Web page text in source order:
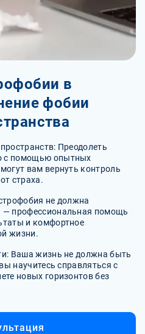
в
фобии
Преодолеть
с помощью опытных
вам вернуть контроль
страха.
не должна
— профессиональная помощь
и комфортное
жизни.
Ваша жизнь не должна быть
научитесь справляться с
новых горизонтов без